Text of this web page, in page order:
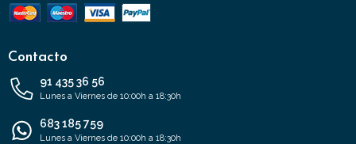
Contacto
91 435 36 56
Lunes a Viernes de 10:00h a 18:30h
683 185 759
Lunes a Viernes de 10:00h a 18:30h